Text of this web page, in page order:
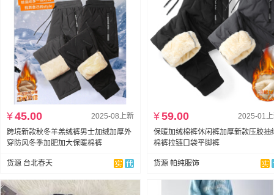
2025-08上新
¥45.00
跨境新款秋冬羊羔绒裤男士加绒加厚外
穿防风冬季加肥加大保暖棉裤
货源 台北春天
2025-01
¥59.00
保暖加绒棉裤休闲裤加厚新款压胶抽
棉裤拉链口袋平脚裤
货源 帕纯服饰